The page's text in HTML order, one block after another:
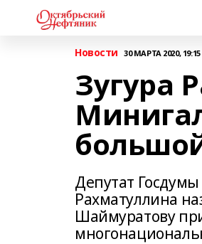
Новости 30 МАРТА 2020, 19:15
Зугура
Депутат
Рахматуллина
Шаймуратову